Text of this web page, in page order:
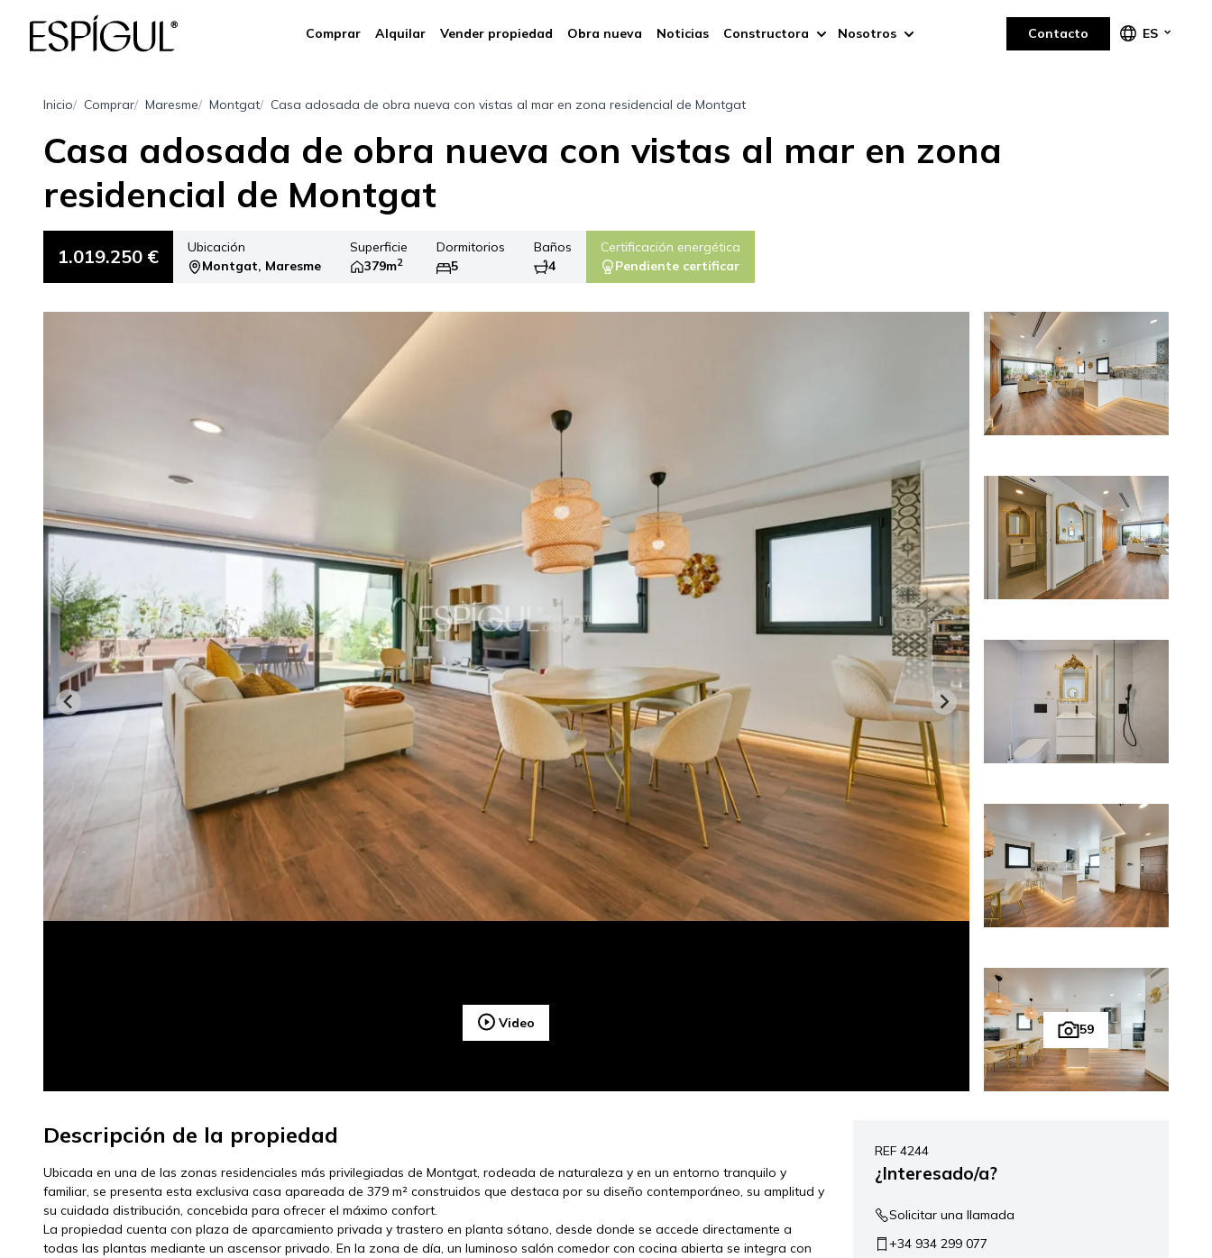
Comprar Alquilar Vender propiedad Obra nueva Noticias Constructora Nosotros Contacto ES
Inicio Comprar Maresme Montgat Casa adosada de obra nueva con vistas al mar en zona residencial de Montgat
Casa adosada de obra nueva con vistas al mar en zona
residencial de Montgat
1.019.250 €
Ubicación
Montgat, Maresme
Superficie
379m2
Dormitorios
5
Baños
4
Certificación energética
Pendiente certificar
Video 59
Descripción de la propiedad
Ubicada en una de las zonas residenciales más privilegiadas de Montgat, rodeada de naturaleza y en un entorno tranquilo y
familiar, se presenta esta exclusiva casa apareada de 379 m² construidos que destaca por su diseño contemporáneo, su amplitud y
su cuidada distribución, concebida para ofrecer el máximo confort.
La propiedad cuenta con plaza de aparcamiento privada y trastero en planta sótano, desde donde se accede directamente a
todas las plantas mediante un ascensor privado. En la zona de día, un luminoso salón comedor con cocina abierta se integra con
REF 4244
¿Interesado/a?
Solicitar una llamada
+34 934 299 077